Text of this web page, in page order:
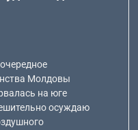
Молдовы
на юге
осуждаю